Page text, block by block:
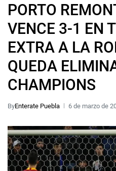
PORTO
VENCE 3-1 EN
EXTRA A LA
QUEDA
CHAMPIONS
ByEnterate Puebla 6 de marzo de